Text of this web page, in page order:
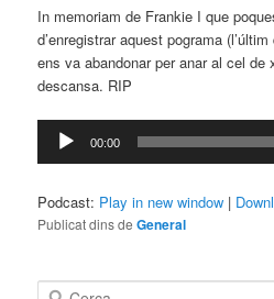
In memoriam de Frankie I que
d’enregistrar aquest pograma
ens va abandonar per anar al cel de
descansa. RIP
Reproductor
d'àudio
00:00
Podcast: Play in new window |
Publicat dins de General